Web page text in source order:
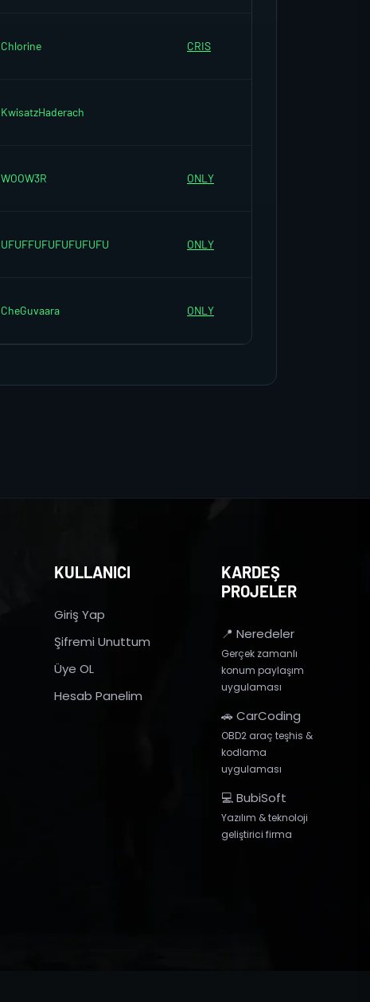
Chlorine CRIS
KwisatzHaderach
WOOW3R ONLY
UFUFFUFUFUFUFUFU ONLY
CheGuvaara ONLY
KULLANICI
Giriş Yap
Şifremi Unuttum
Üye OL
Hesab Panelim
KARDEŞ
PROJELER
📍 Neredeler
Gerçek zamanlı
konum paylaşım
uygulaması
🚗 CarCoding
OBD2 araç teşhis &
kodlama
uygulaması
💻 BubiSoft
Yazılım & teknoloji
geliştirici firma